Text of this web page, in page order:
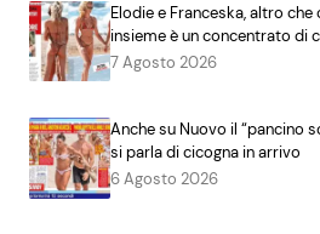
Elodie e Franceska, altro
insieme è un concentrato di
7 Agosto 2026
Anche su Nuovo il “pancino
si parla di cicogna in arrivo
6 Agosto 2026